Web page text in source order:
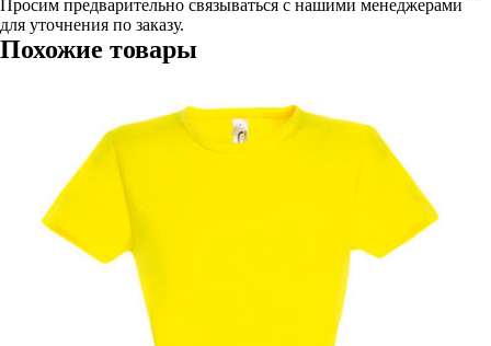
Просим предварительно связываться с нашими менеджерами
для уточнения по заказу.
Похожие товары